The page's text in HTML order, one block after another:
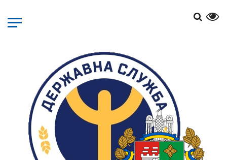
основного
матеріалу